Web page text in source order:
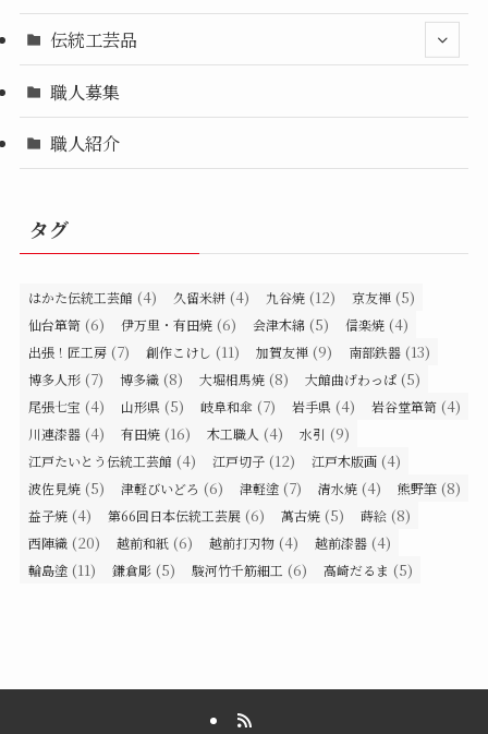
伝統工芸品
職人募集
職人紹介
タグ
はかた伝統工芸館 (4) 久留米絣 (4) 九谷焼 (12) 京友禅 (5)
仙台箪笥 (6) 伊万里・有田焼 (6) 会津木綿 (5) 信楽焼 (4)
出張！匠工房 (7) 創作こけし (11) 加賀友禅 (9) 南部鉄器 (13)
博多人形 (7) 博多織 (8) 大堀相馬焼 (8) 大館曲げわっぱ (5)
尾張七宝 (4) 山形県 (5) 岐阜和傘 (7) 岩手県 (4) 岩谷堂箪笥 (4)
川連漆器 (4) 有田焼 (16) 木工職人 (4) 水引 (9)
江戸たいとう伝統工芸館 (4) 江戸切子 (12) 江戸木版画 (4)
波佐見焼 (5) 津軽びいどろ (6) 津軽塗 (7) 清水焼 (4) 熊野筆 (8)
益子焼 (4) 第66回日本伝統工芸展 (6) 萬古焼 (5) 蒔絵 (8)
西陣織 (20) 越前和紙 (6) 越前打刃物 (4) 越前漆器 (4)
輪島塗 (11) 鎌倉彫 (5) 駿河竹千筋細工 (6) 高崎だるま (5)